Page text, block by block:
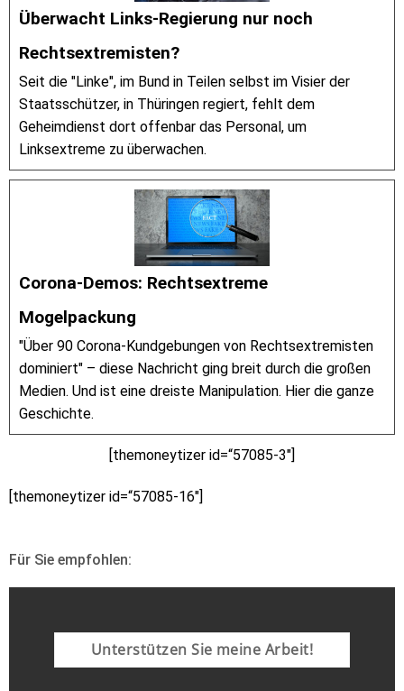
Überwacht Links-Regierung nur noch
Rechtsextremisten?
Seit die "Linke", im Bund in Teilen selbst im Visier der
Staatsschützer, in Thüringen regiert, fehlt dem
Geheimdienst dort offenbar das Personal, um
Linksextreme zu überwachen.
Corona-Demos: Rechtsextreme
Mogelpackung
"Über 90 Corona-Kundgebungen von Rechtsextremisten
dominiert" – diese Nachricht ging breit durch die großen
Medien. Und ist eine dreiste Manipulation. Hier die ganze
Geschichte.
[themoneytizer id=“57085-3″]
[themoneytizer id=“57085-16″]
Für Sie empfohlen:
Unterstützen Sie meine Arbeit!